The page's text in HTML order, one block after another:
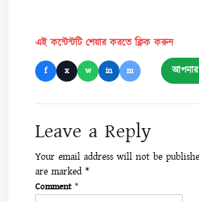
এই কন্টেন্টটি শেয়ার করতে ক্লিক করুন
f x w in m
Leave a Reply
Your email address will not be
are marked *
Comment *